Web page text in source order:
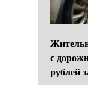
с
рублей